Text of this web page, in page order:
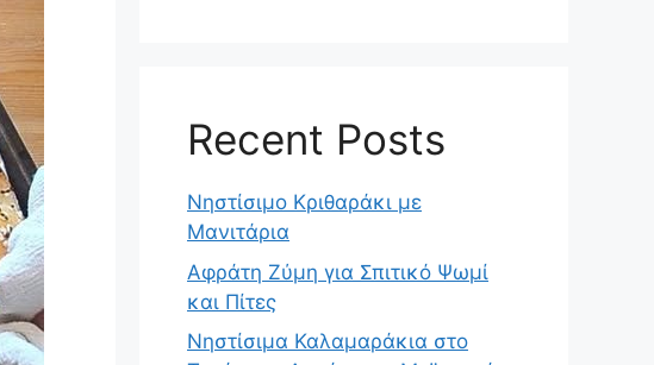
Recent Posts
Νηστίσιμο Κριθαράκι με
Μανιτάρια
Αφράτη Ζύμη για Σπιτικό Ψωμί
και Πίτες
Νηστίσιμα Καλαμαράκια στο